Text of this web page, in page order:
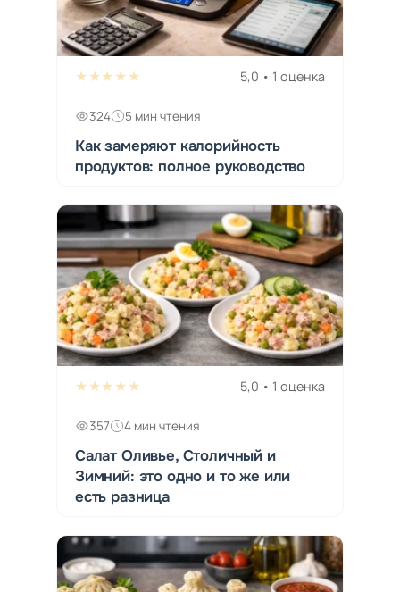
★★★★★ 5,0 • 1 оценка
324 5 мин чтения
Как замеряют калорийность
продуктов: полное руководство
★★★★★ 5,0 • 1 оценка
357 4 мин чтения
Салат Оливье, Столичный и
Зимний: это одно и то же или
есть разница